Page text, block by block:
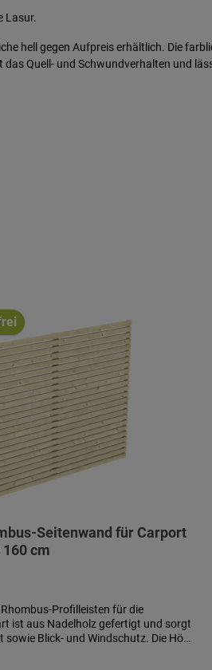
Lasur.
hell gegen Aufpreis erhältlich. Die
Quell- und Schwundverhalten und
Seitenwand für Carport
cm
Profilleisten für die
ist aus Nadelholz gefertigt und sorgt
Blick- und Windschutz. Die Höhe
Profilleisten, welche zwischen den